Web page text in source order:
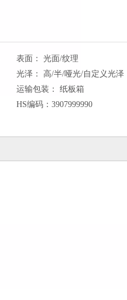
表面：
光面/纹理
光泽：
高/半/哑光/自定义光泽
运输包装：
纸板箱
HS编码： 3907999990